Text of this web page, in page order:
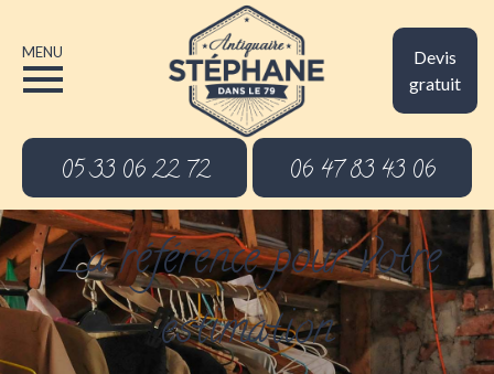
Devis
gratuit
MENU
05 33 06 22 72 06 47 83 43 06
La référence pour votre
estimation